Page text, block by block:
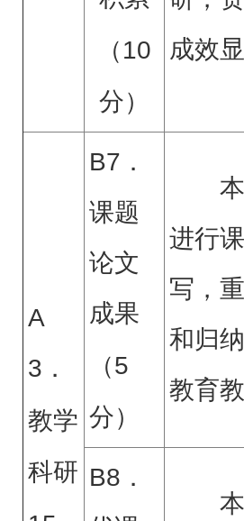
（10
分）
成效显
A
3．
教学
科研
B7．
课题
论文
成果
（5
分）
进行
写，
和归
教育
B8．